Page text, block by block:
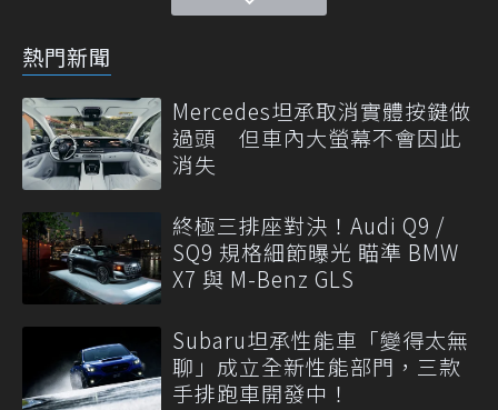
熱門新聞
Mercedes坦承取消實體按鍵做
過頭 但車內大螢幕不會因此
消失
終極三排座對決！Audi Q9 /
SQ9 規格細節曝光 瞄準 BMW
X7 與 M-Benz GLS
Subaru坦承性能車「變得太無
聊」成立全新性能部門，三款
手排跑車開發中！